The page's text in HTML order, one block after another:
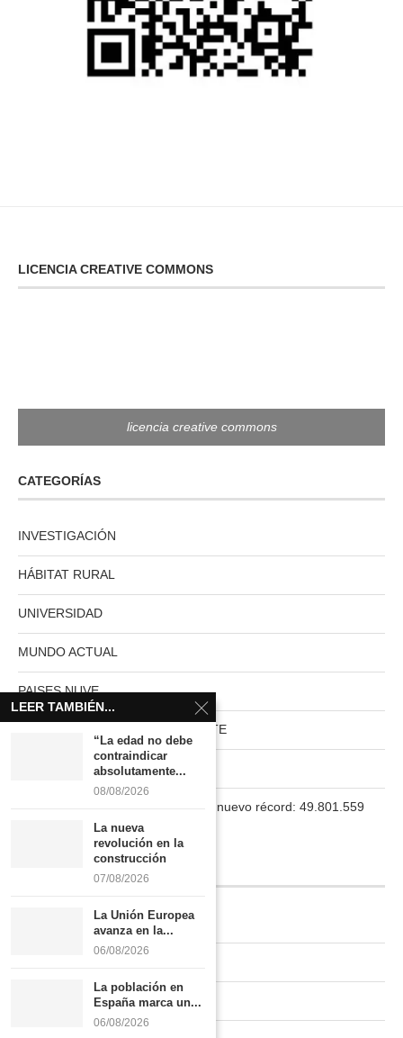
LICENCIA CREATIVE COMMONS
licencia creative commons
CATEGORÍAS
INVESTIGACIÓN
HÁBITAT RURAL
UNIVERSIDAD
MUNDO ACTUAL
PAISES NUVE
HABITAT RURAL AUTOSUFICIENTE
La población en España marca un nuevo récord: 49.801.559
Quiénes somos
LEER TAMBIÉN...
“La edad no debe
contraindicar
absolutamente...
08/08/2026
La nueva
revolución en la
construcción
07/08/2026
La Unión Europea
avanza en la...
06/08/2026
La población en
España marca un...
06/08/2026